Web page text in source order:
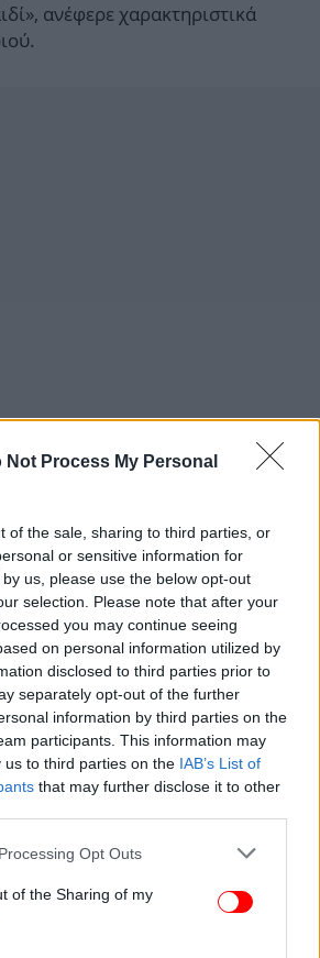
Not Process My Personal
of the sale, sharing to third parties, or
or sensitive information for
us, please use the below opt-out
selection. Please note that after your
you may continue seeing
on personal information utilized by
disclosed to third parties prior to
separately opt-out of the further
information by third parties on the
participants. This information may
us to third parties on the IAB’s List of
that may further disclose it to other
website/app uses one or more Google
or usage behaviour. You may click to
to Google and its third-party tags to
specified purposes in below Google
Opt Outs
of the Sharing of my
ανέφερε χαρακτηριστικά
που μαχαίρωσε και σκότωσε